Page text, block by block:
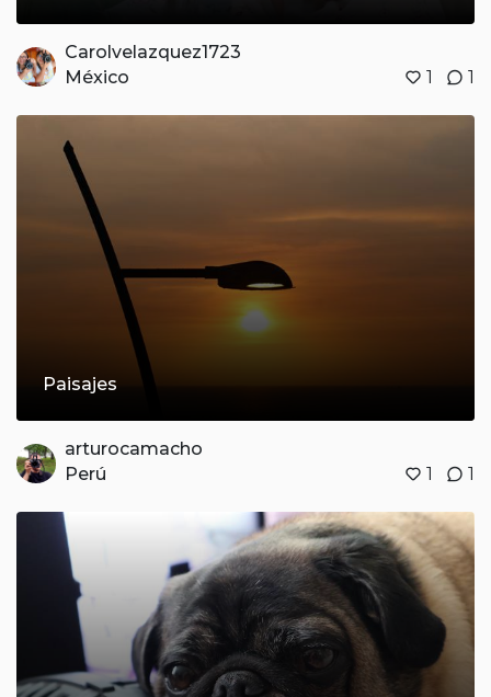
Carolvelazquez1723
México
1 1
Paisajes
arturocamacho
Perú
1 1